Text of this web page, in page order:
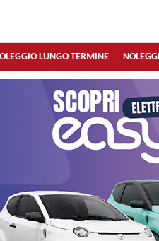
LUNGO TERMINE